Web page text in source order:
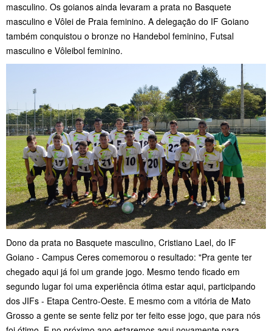
masculino. Os goianos ainda levaram a prata no Basquete
masculino e Vôlei de Praia feminino. A delegação do IF Goiano
também conquistou o bronze no Handebol feminino, Futsal
masculino e Vôleibol feminino.
Dono da prata no Basquete masculino, Cristiano Lael, do IF
Goiano - Campus Ceres comemorou o resultado: "Pra gente ter
chegado aqui já foi um grande jogo. Mesmo tendo ficado em
segundo lugar foi uma experiência ótima estar aqui, participando
dos JIFs - Etapa Centro-Oeste. E mesmo com a vitória de Mato
Grosso a gente se sente feliz por ter feito esse jogo, que para nós